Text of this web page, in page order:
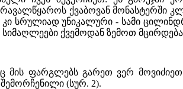
ქვაბოვან მონასტერში
სრულიად უნიკალური - სამი
ქვემოდან ზემოთ
მის ფარგლებს გარეთ ვერ
(სურ. 2).